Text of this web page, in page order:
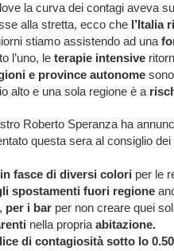
la curva dei contagi aveva
alla stretta, ecco che l’Italia
stiamo assistendo ad una
l’uno, le terapie intensive
e province autonome sono
alto e una sola regione è a
Roberto Speranza ha
questa sera al consiglio
fasce di diversi colori per le
spostamenti fuori regione
per i bar per non creare quei
nella propria abitazione.
di contagiosità sotto lo